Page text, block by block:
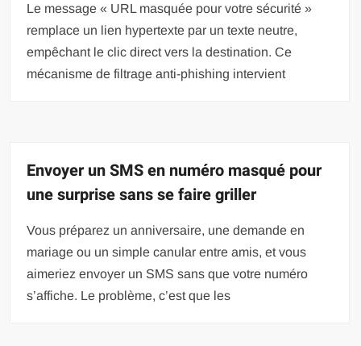
Le message « URL masquée pour votre sécurité »
remplace un lien hypertexte par un texte neutre,
empêchant le clic direct vers la destination. Ce
mécanisme de filtrage anti-phishing intervient
Envoyer un SMS en numéro masqué pour
une surprise sans se faire griller
Vous préparez un anniversaire, une demande en
mariage ou un simple canular entre amis, et vous
aimeriez envoyer un SMS sans que votre numéro
s’affiche. Le problème, c’est que les